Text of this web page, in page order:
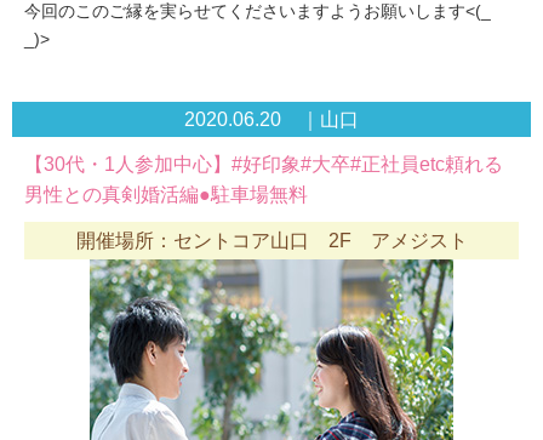
今回のこのご縁を実らせてくださいますようお願いします<(_
_)>
2020.06.20 ｜山口
【30代・1人参加中心】#好印象#大卒#正社員etc頼れる
男性との真剣婚活編●駐車場無料
開催場所：セントコア山口 2F アメジスト